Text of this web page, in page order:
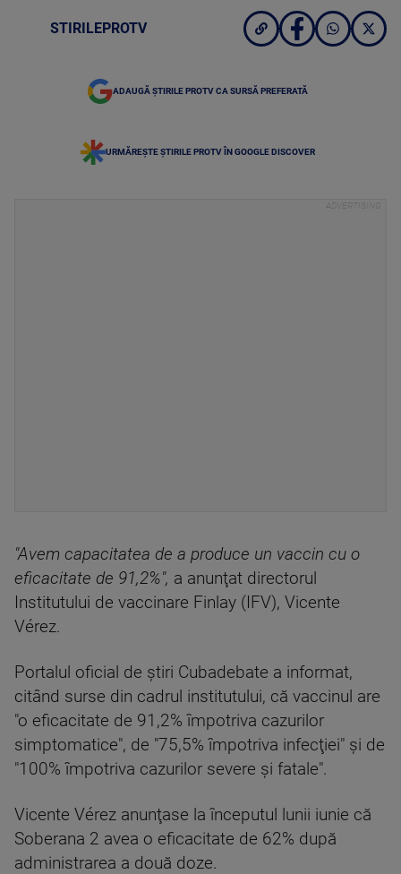
STIRILEPROTV
ADAUGĂ ȘTIRILE PROTV CA SURSĂ PREFERATĂ
URMĂREȘTE ȘTIRILE PROTV ÎN GOOGLE DISCOVER
"Avem capacitatea de a produce un vaccin cu o
eficacitate de 91,2%", a anunţat directorul
Institutului de vaccinare Finlay (IFV), Vicente
Vérez.
Portalul oficial de ştiri Cubadebate a informat,
citând surse din cadrul institutului, că vaccinul are
"o eficacitate de 91,2% împotriva cazurilor
simptomatice", de "75,5% împotriva infecţiei" şi de
"100% împotriva cazurilor severe şi fatale".
Vicente Vérez anunţase la începutul lunii iunie că
Soberana 2 avea o eficacitate de 62% după
administrarea a două doze.